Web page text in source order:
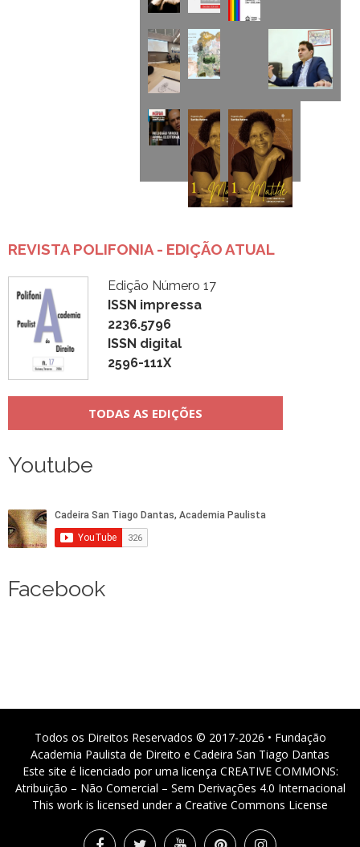
REVISTA POLIFONIA - EDIÇÃO ATUAL
Edição Número 17
ISSN impressa
2236.5796
ISSN digital
2596-111X
TODAS AS EDIÇÕES
Youtube
Facebook
Todos os Direitos Reservados © 2017-2026 • Fundação
Academia Paulista de Direito e Cadeira San Tiago Dantas
Este site é licenciado por uma licença CREATIVE COMMONS:
Atribuição – Não Comercial – Sem Derivações 4.0 Internacional
This work is licensed under a Creative Commons License